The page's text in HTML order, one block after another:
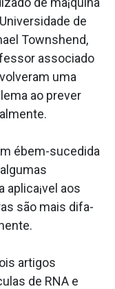
de
Townshend,
associado
uma
ao prever
ébem-sucedida
aos
são mais difa­
artigos
de RNA e